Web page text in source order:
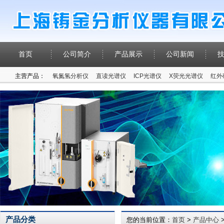
首页 公司简介 产品展示 公司新闻
主营产品： 氧氮氢分析仪 直读光谱仪 ICP光谱仪 X荧光光谱仪 红外
产品分类 您的当前位置： 首页 > 产品中心